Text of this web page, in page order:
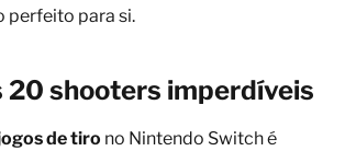
perfeito para si.
20 shooters imperdíveis
de tiro no Nintendo Switch é